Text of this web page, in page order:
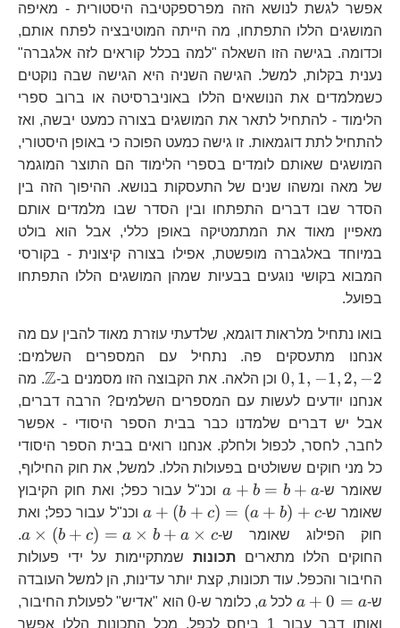
אפשר לגשת לנושא הזה מפרספקטיבה היסטורית - מאיפה
המושגים הללו התפתחו, מה הייתה המוטיבציה לפתח אותם,
וכדומה. בגישה הזו השאלה "למה בכלל קוראים לזה אלגברה"
נענית בקלות, למשל. הגישה השניה היא הגישה שבה נוקטים
כשמלמדים את הנושאים הללו באוניברסיטה או ברוב ספרי
הלימוד - להתחיל לתאר את המושגים בצורה כמעט יבשה, ואז
להתחיל לתת דוגמאות. זו גישה כמעט הפוכה כי באופן היסטורי,
המושגים שאותם לומדים בספרי הלימוד הם התוצר המוגמר
של מאה ומשהו שנים של התעסקות בנושא. ההיפוך הזה בין
הסדר שבו דברים התפתחו ובין הסדר שבו מלמדים אותם
מאפיין מאוד את המתמטיקה באופן כללי, אבל הוא בולט
במיוחד באלגברה מופשטת, אפילו בצורה קיצונית - בקורסי
המבוא בקושי נוגעים בבעיות שמהן המושגים הללו התפתחו
בפועל.
בואו נתחיל מלראות דוגמא, שלדעתי עוזרת מאוד להבין עם מה
אנחנו מתעסקים פה. נתחיל עם המספרים השלמים:
0, 1, −1, 2, −2 וכן הלאה. את הקבוצה הזו מסמנים ב-Z. מה
אנחנו יודעים לעשות עם המספרים השלמים? הרבה דברים,
אבל יש דברים שלמדנו כבר בבית הספר היסודי - אפשר
לחבר, לחסר, לכפול ולחלק. אנחנו רואים בבית הספר היסודי
כל מני חוקים ששולטים בפעולות הללו. למשל, את חוק החילוף,
שאומר ש-
a+b=b+a
a + b = b + a
וכנ"ל עבור כפל; ואת חוק הקיבוץ
שאומר ש-
a + (b + c) = (a + b) + c
וכנ"ל עבור כפל; ואת
חוק הפילוג שאומר ש-
a × (b + c) = a × b + a × c
.
החוקים הללו מתאריםתכונות שמתקיימות על ידי פעולות
החיבור והכפל. עוד תכונות, קצת יותר עדינות, הן למשל העובדה
ש-
a+0=a a + 0 = a לכל a a, כלומר ש-
0
0 הוא "אדיש" לפעולת החיבור,
ואותו דבר עבור 1 ביחס לכפל. מכל התכונות הללו אפשר